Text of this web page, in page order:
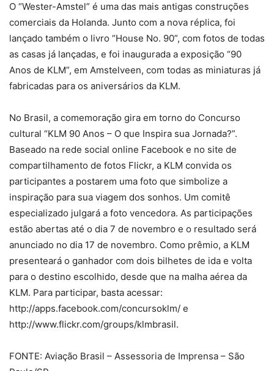
O “Wester-Amstel” é uma das mais antigas construções
comerciais da Holanda. Junto com a nova réplica, foi
lançado também o livro “House No. 90”, com fotos de todas
as casas já lançadas, e foi inaugurada a exposição “90
Anos de KLM”, em Amstelveen, com todas as miniaturas já
fabricadas para os aniversários da KLM.
No Brasil, a comemoração gira em torno do Concurso
cultural “KLM 90 Anos – O que Inspira sua Jornada?”.
Baseado na rede social online Facebook e no site de
compartilhamento de fotos Flickr, a KLM convida os
participantes a postarem uma foto que simbolize a
inspiração para sua viagem dos sonhos. Um comitê
especializado julgará a foto vencedora. As participações
estão abertas até o dia 7 de novembro e o resultado será
anunciado no dia 17 de novembro. Como prêmio, a KLM
presenteará o ganhador com dois bilhetes de ida e volta
para o destino escolhido, desde que na malha aérea da
KLM. Para participar, basta acessar:
http://apps.facebook.com/concursoklm/ e
http://www.flickr.com/groups/klmbrasil.
FONTE: Aviação Brasil – Assessoria de Imprensa – São